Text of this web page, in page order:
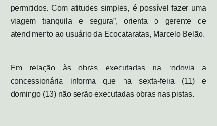
permitidos. Com atitudes simples, é possível fazer uma
viagem tranquila e segura”, orienta o gerente de
atendimento ao usuário da Ecocataratas, Marcelo Belão.
Em relação às obras executadas na rodovia a
concessionária informa que na sexta-feira (11) e
domingo (13) não serão executadas obras nas pistas.